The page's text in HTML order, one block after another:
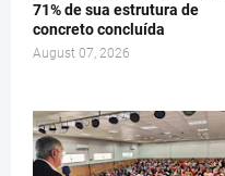
71% de sua estrutura de
concreto concluída
August 07, 2026